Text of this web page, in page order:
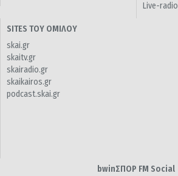
Live-radio
SITES ΤΟΥ ΟΜΙΛΟΥ
skai.gr
skaitv.gr
skairadio.gr
skaikairos.gr
podcast.skai.gr
bwinΣΠΟΡ FM Social